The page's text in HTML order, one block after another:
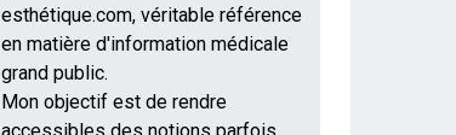
esthétique.com, véritable référence
en matière d'information médicale
grand public.
Mon objectif est de rendre